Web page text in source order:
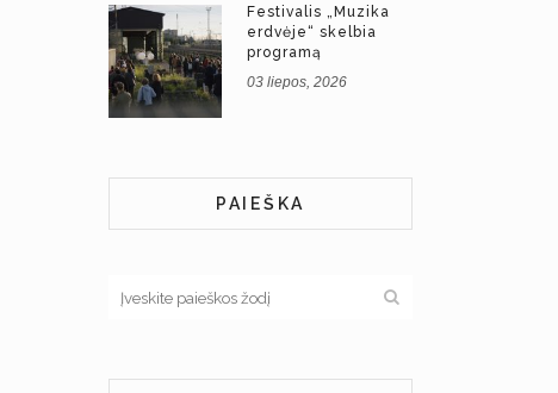
Festivalis „Muzika
erdvėje“ skelbia
programą
03 liepos, 2026
PAIEŠKA